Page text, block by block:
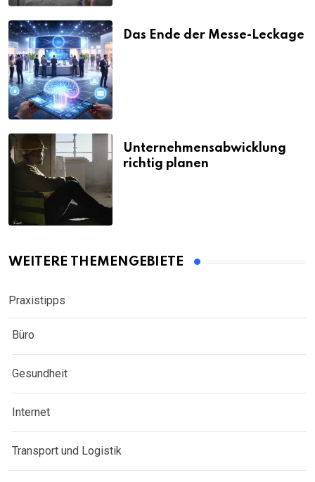
Das Ende der Messe-Leckage
Unternehmensabwicklung
richtig planen
WEITERE THEMENGEBIETE
Praxistipps
Büro
Gesundheit
Internet
Transport und Logistik